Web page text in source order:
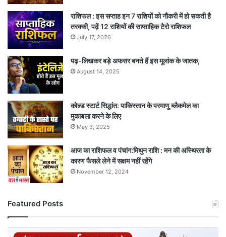
राशिफल : इस सप्ताह इन 7 राशियों को नौकरी में हो सकती है
तरक्की, पढ़ें 12 राशियों की साप्ताहिक टैरो राशिफल
July 17, 2026
पढ़-लिखकर बड़े अफसर बनते हैं इस मूलांक के जातक,
August 14, 2025
कोल्ड स्टार्ट सिद्धांत: पाकिस्तान के परमाणु ब्लैकमेल का
मुकाबला करने के लिए
May 3, 2025
आज का राशिफल व पंचांग:मिथुन राशि : मन की अस्थिरता के
कारण फैसले लेने में सक्षम नहीं रहेंगे
November 12, 2024
Featured Posts
कांवड़